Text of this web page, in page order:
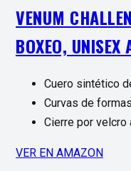
VENUM
BOXEO, UNISEX
Cuero sintético
Curvas de
Cierre por velcro
VER EN AMAZON